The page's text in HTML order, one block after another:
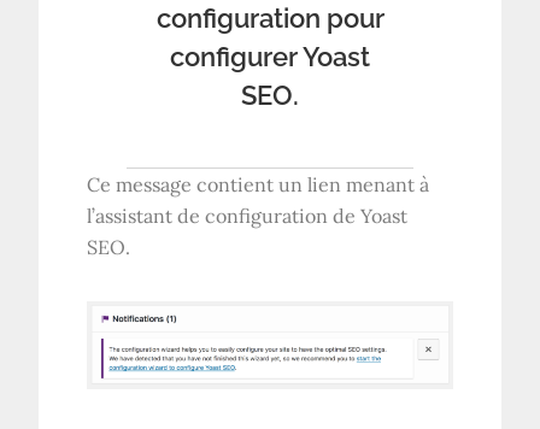
configuration pour
configurer Yoast
SEO.
Ce message contient un lien menant à
l’assistant de configuration de Yoast
SEO.